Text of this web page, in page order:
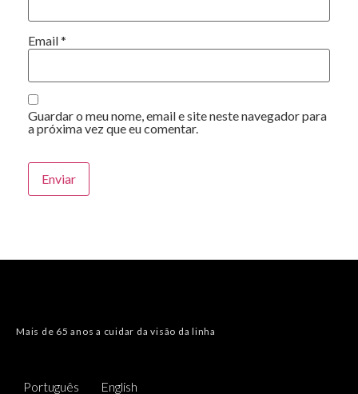
Email*
Guardar o meu nome, email e site neste navegador para
a próxima vez que eu comentar.
Mais de 65 anos a cuidar da visão da linha
Português English